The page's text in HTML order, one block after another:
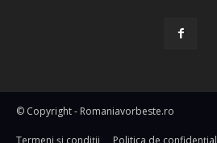
© Copyright - Romaniavorbeste.ro
Termeni și condiţii Politica de